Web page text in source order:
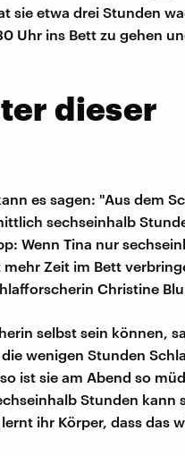
sie etwa drei Stunden
Uhr ins Bett zu gehen
dieser
es sagen: "Aus dem
sechseinhalb
Wenn Tina nur
Zeit im Bett
Christine
selbst sein können,
wenigen Stunden
ist sie am Abend so
Stunden kann
ihr Körper, dass das